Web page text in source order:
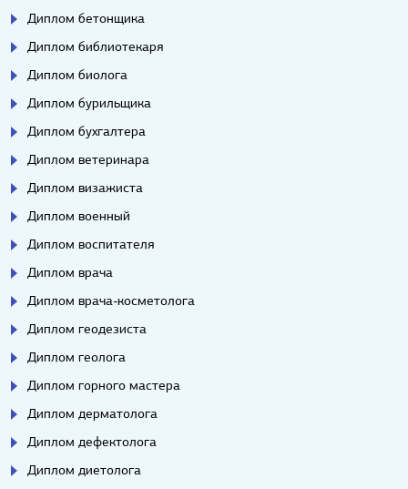
Диплом бетонщика
Диплом библиотекаря
Диплом биолога
Диплом бурильщика
Диплом бухгалтера
Диплом ветеринара
Диплом визажиста
Диплом военный
Диплом воспитателя
Диплом врача
Диплом врача-косметолога
Диплом геодезиста
Диплом геолога
Диплом горного мастера
Диплом дерматолога
Диплом дефектолога
Диплом диетолога